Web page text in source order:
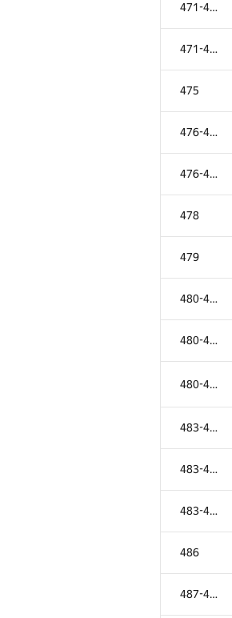
471-474
471-474
475
476-477
476-477
478
479
480-482
480-482
480-482
483-485
483-485
483-485
486
487-488